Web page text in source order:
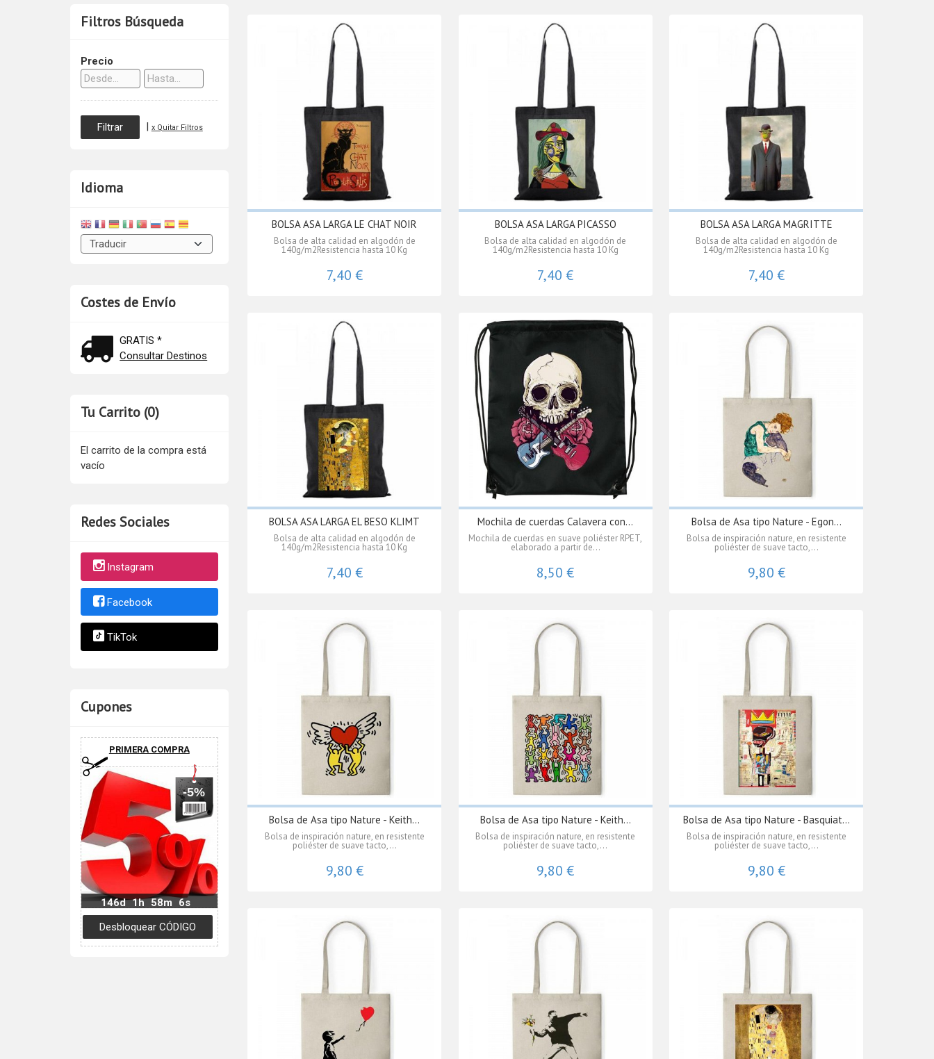
Filtros Búsqueda
Precio
| x Quitar Filtros
Idioma
Costes de Envío
GRATIS *
Consultar Destinos
Tu Carrito (0)
El carrito de la compra está
vacío
Redes Sociales
Instagram
Facebook
TikTok
Cupones
PRIMERA COMPRA
-5%
146d 1h 58m 5s
BOLSA ASA LARGA LE CHAT NOIR
Bolsa de alta calidad en algodón de
140g/m2Resistencia hasta 10 Kg
7,40 €
BOLSA ASA LARGA PICASSO
Bolsa de alta calidad en algodón de
140g/m2Resistencia hasta 10 Kg
7,40 €
BOLSA ASA LARGA MAGRITTE
Bolsa de alta calidad en algodón de
140g/m2Resistencia hasta 10 Kg
7,40 €
BOLSA ASA LARGA EL BESO KLIMT
Bolsa de alta calidad en algodón de
140g/m2Resistencia hasta 10 Kg
7,40 €
Mochila de cuerdas Calavera con...
Mochila de cuerdas en suave poliéster RPET,
elaborado a partir de...
8,50 €
Bolsa de Asa tipo Nature - Egon...
Bolsa de inspiración nature, en resistente
poliéster de suave tacto,...
9,80 €
Bolsa de Asa tipo Nature - Keith...
Bolsa de inspiración nature, en resistente
poliéster de suave tacto,...
9,80 €
Bolsa de Asa tipo Nature - Keith...
Bolsa de inspiración nature, en resistente
poliéster de suave tacto,...
9,80 €
Bolsa de Asa tipo Nature - Basquiat...
Bolsa de inspiración nature, en resistente
poliéster de suave tacto,...
9,80 €